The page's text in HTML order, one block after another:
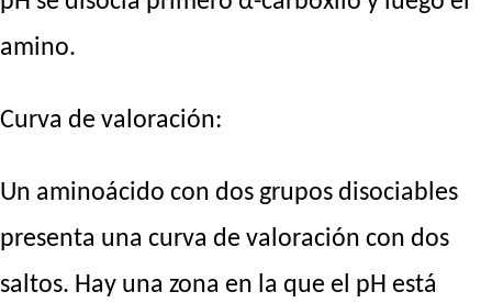
amino.
Curva de valoración:
Un aminoácido con dos grupos disociables
presenta una curva de valoración con dos
saltos. Hay una zona en la que el pH está